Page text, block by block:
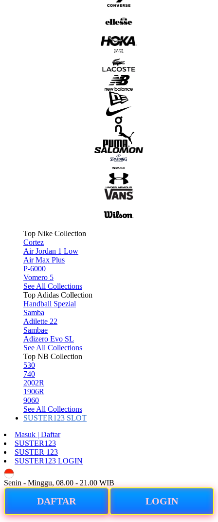
Top Nike Collection
Cortez
Air Jordan 1 Low
Air Max Plus
P-6000
Vomero 5
See All Collections
Top Adidas Collection
Handball Spezial
Samba
Adilette 22
Sambae
Adizero Evo SL
See All Collections
Top NB Collection
530
740
2002R
1906R
9060
See All Collections
SUSTER123 SLOT
Masuk | Daftar
SUSTER123
SUSTER 123
SUSTER123 LOGIN
Senin - Minggu, 08.00 - 21.00 WIB
DAFTAR LOGIN